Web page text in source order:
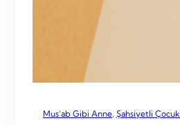
Mus’ab Gibi Anne Şahsiyetli Çocuk